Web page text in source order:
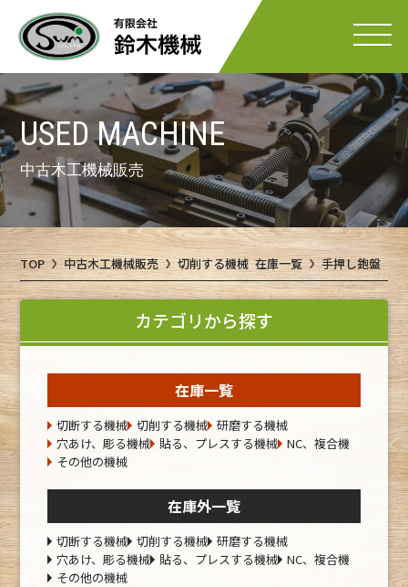
USED MACHINE
中古木工機械販売
TOP 中古木工機械販売 切削する機械 在庫一覧 手押し鉋盤 各
カテゴリから探す
在庫一覧
切断する機械 切削する機械 研磨する機械
穴あけ、彫る機械 貼る、プレスする機械 NC、複合機
その他の機械
在庫外一覧
切断する機械 切削する機械 研磨する機械
穴あけ、彫る機械 貼る、プレスする機械 NC、複合機
その他の機械